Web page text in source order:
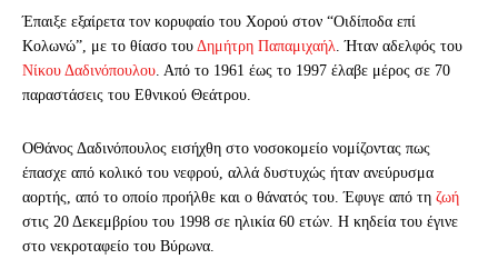
Έπαιξε εξαίρετα τον κορυφαίο του Χορού στον “Οιδίποδα επί
Κολωνώ”, με το θίασο του Δημήτρη Παπαμιχαήλ. Ήταν αδελφός του
Νίκου Δαδινόπουλου. Από το 1961 έως το 1997 έλαβε μέρος σε 70
παραστάσεις του Εθνικού Θεάτρου.
ΟΘάνος Δαδινόπουλος εισήχθη στο νοσοκομείο νομίζοντας πως
έπασχε από κολικό του νεφρού, αλλά δυστυχώς ήταν ανεύρυσμα
αορτής, από το οποίο προήλθε και ο θάνατός του. Έφυγε από τη ζωή
στις 20 Δεκεμβρίου του 1998 σε ηλικία 60 ετών. Η κηδεία του έγινε
στο νεκροταφείο του Βύρωνα.